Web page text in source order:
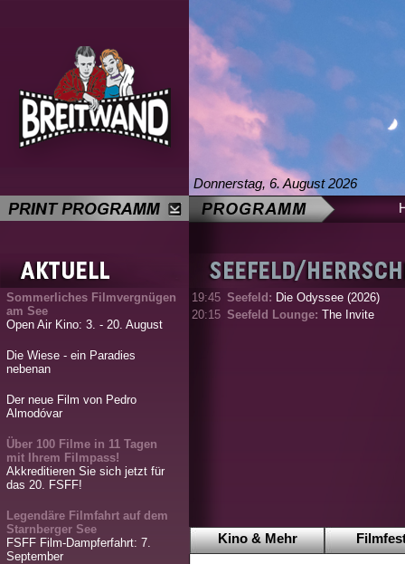
Donnerstag, 6. August 2026
Sommerliches Filmvergnügen
am See
Open Air Kino: 3. - 20. August
Die Wiese - ein Paradies
nebenan
Der neue Film von Pedro
Almodóvar
Über 100 Filme in 11 Tagen
mit Ihrem Filmpass!
Akkreditieren Sie sich jetzt für
das 20. FSFF!
Legendäre Filmfahrt auf dem
Starnberger See
FSFF Film-Dampferfahrt: 7.
September
19:45 Seefeld: Die Odyssee (2026)
20:15 Seefeld Lounge: The Invite
Kino & Mehr